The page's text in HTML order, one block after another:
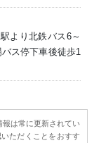
より北鉄バス6～
ス停下車後徒歩1
は常に更新されてい
ただくことをおすす